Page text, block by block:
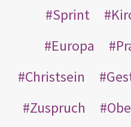
Sprint
Europa
Christsein
Zuspruch